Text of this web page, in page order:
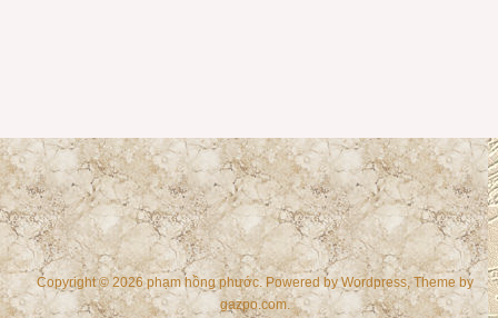
Copyright © 2026 phạm hồng phước. Powered byWordpress, Theme by
gazpo.com.